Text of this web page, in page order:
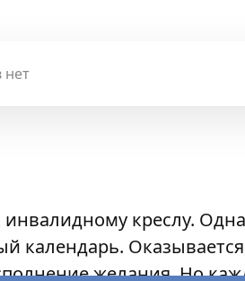
нет
креслу.
календарь.
желания. Но